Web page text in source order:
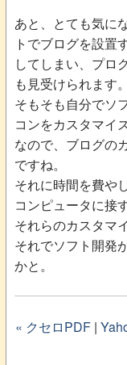
あと、とても気に
トでブログを設置
してしまい、プロ
も見受けられます。
そもそも自分でソ
コンをカスタマイ
なので、ブログの
ですね。
それに時間を費や
コンピュータに接
それらのカスタマ
それでソフト開発
かと。
« クセロPDF |